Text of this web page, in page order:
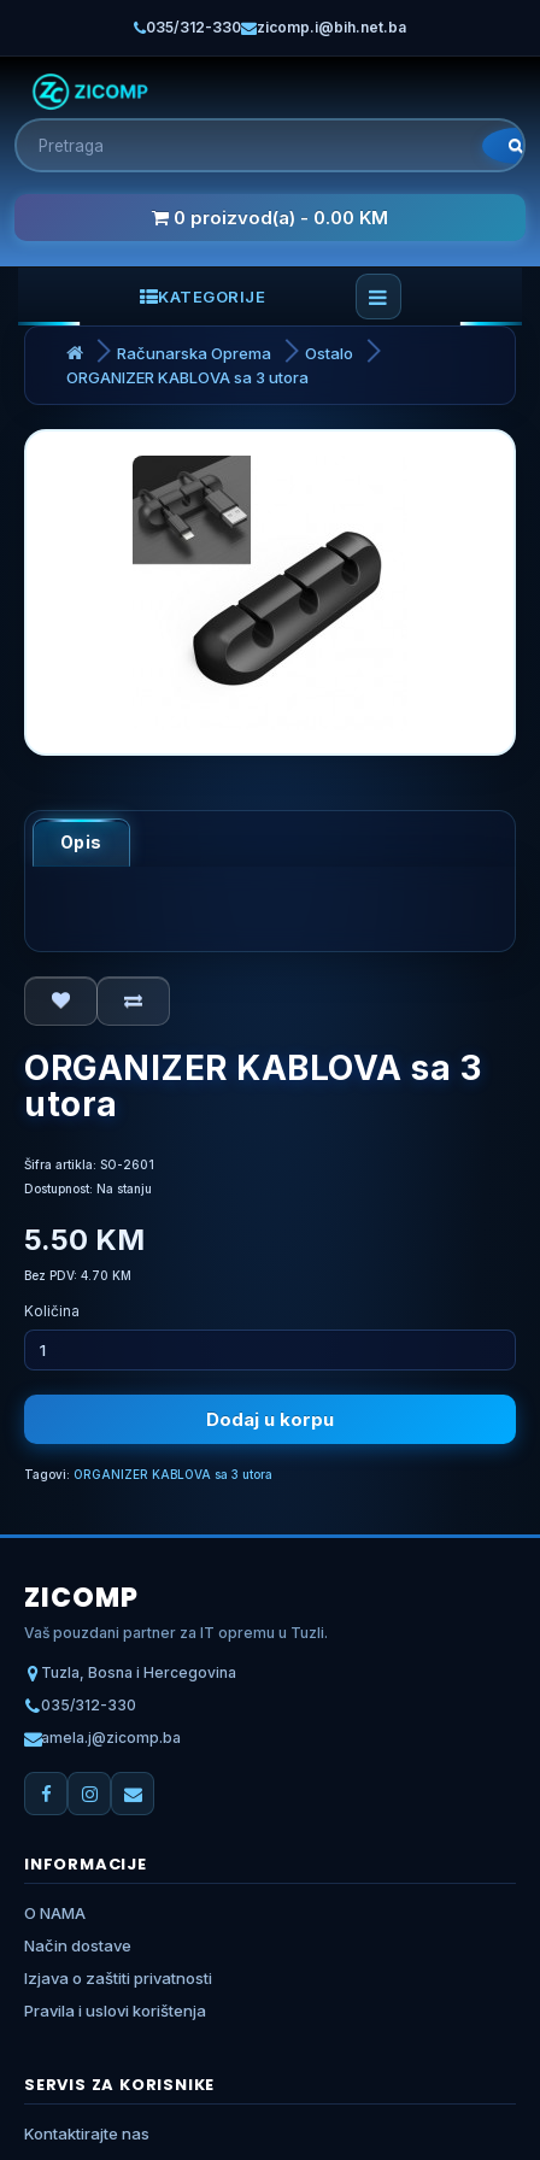
035/312-330 zicomp.i@bih.net.ba
0 proizvod(a) - 0.00 KM
KATEGORIJE
Računarska Oprema
Ostalo
ORGANIZER KABLOVA sa 3 utora
Opis
ORGANIZER KABLOVA sa 3
utora
Šifra artikla: SO-2601
Dostupnost: Na stanju
5.50 KM
Bez PDV: 4.70 KM
Količina
Dodaj u korpu
Tagovi: ORGANIZER KABLOVA sa 3 utora
ZICOMP
Vaš pouzdani partner za IT opremu u Tuzli.
Tuzla, Bosna i Hercegovina
035/312-330
amela.j@zicomp.ba
INFORMACIJE
O NAMA
Način dostave
Izjava o zaštiti privatnosti
Pravila i uslovi korištenja
SERVIS ZA KORISNIKE
Kontaktirajte nas